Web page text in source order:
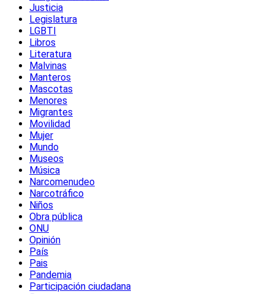
Justicia
Legislatura
LGBTI
Libros
Literatura
Malvinas
Manteros
Mascotas
Menores
Migrantes
Movilidad
Mujer
Mundo
Museos
Música
Narcomenudeo
Narcotráfico
Niños
Obra pública
ONU
Opinión
País
Pais
Pandemia
Participación ciudadana